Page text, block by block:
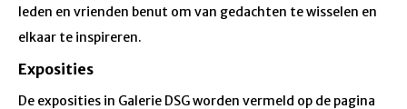
leden en vrienden benut om van gedachten te wisselen en
elkaar te inspireren.
Exposities
De exposities in Galerie DSG worden vermeld op de pagina